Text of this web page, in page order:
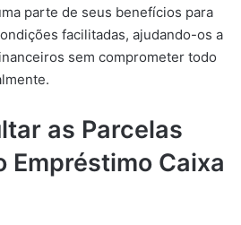
parte de seus benefícios para
facilitadas, ajudando-os a
sem comprometer todo
as Parcelas
Empréstimo Caixa